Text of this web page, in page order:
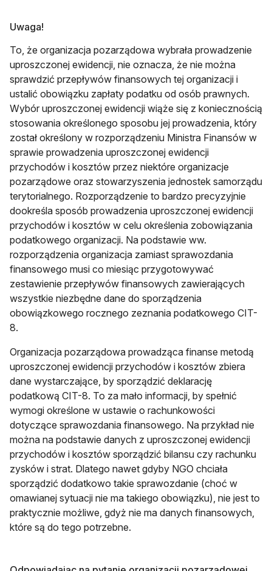
Uwaga!
To, że organizacja pozarządowa wybrała prowadzenie
uproszczonej ewidencji, nie oznacza, że nie można
sprawdzić przepływów finansowych tej organizacji i
ustalić obowiązku zapłaty podatku od osób prawnych.
Wybór uproszczonej ewidencji wiąże się z koniecznością
stosowania określonego sposobu jej prowadzenia, który
został określony w rozporządzeniu Ministra Finansów w
sprawie prowadzenia uproszczonej ewidencji
przychodów i kosztów przez niektóre organizacje
pozarządowe oraz stowarzyszenia jednostek samorządu
terytorialnego. Rozporządzenie to bardzo precyzyjnie
dookreśla sposób prowadzenia uproszczonej ewidencji
przychodów i kosztów w celu określenia zobowiązania
podatkowego organizacji. Na podstawie ww.
rozporządzenia organizacja zamiast sprawozdania
finansowego musi co miesiąc przygotowywać
zestawienie przepływów finansowych zawierających
wszystkie niezbędne dane do sporządzenia
obowiązkowego rocznego zeznania podatkowego CIT-
8.
Organizacja pozarządowa prowadząca finanse metodą
uproszczonej ewidencji przychodów i kosztów zbiera
dane wystarczające, by sporządzić deklarację
podatkową CIT-8. To za mało informacji, by spełnić
wymogi określone w ustawie o rachunkowości
dotyczące sprawozdania finansowego. Na przykład nie
można na podstawie danych z uproszczonej ewidencji
przychodów i kosztów sporządzić bilansu czy rachunku
zysków i strat. Dlatego nawet gdyby NGO chciała
sporządzić dodatkowo takie sprawozdanie (choć w
omawianej sytuacji nie ma takiego obowiązku), nie jest to
praktycznie możliwe, gdyż nie ma danych finansowych,
które są do tego potrzebne.